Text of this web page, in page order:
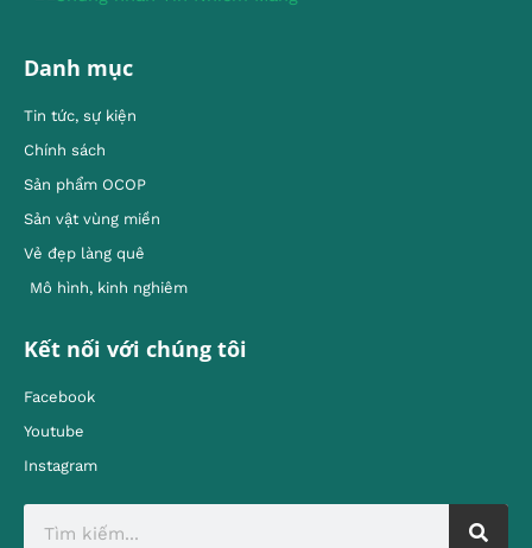
Danh mục
Tin tức, sự kiện
Chính sách
Sản phẩm OCOP
Sản vật vùng miền
Vẻ đẹp làng quê
Mô hình, kinh nghiêm
Kết nối với chúng tôi
Facebook
Youtube
Instagram